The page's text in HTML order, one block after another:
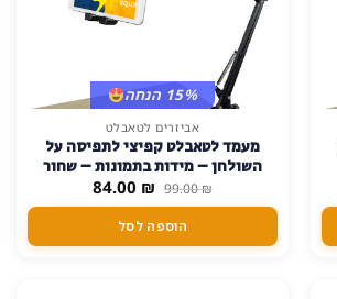
15% הנחה
אביזרים לטאבלט
מעמד לטאבלט קפיצי לתפיסה על
השולחן – מידות בתמונות – שחור
99.00₪ המחיר
המקורי
היה:
99.00 ₪.
84.00 ₪ המחיר
הנוכחי
הוספה לסל